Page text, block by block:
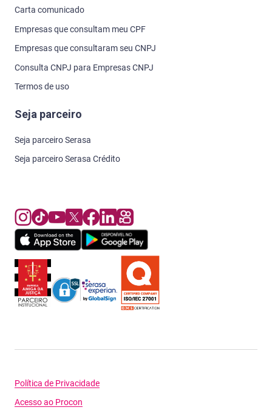
Carta comunicado
Empresas que consultam meu CPF
Empresas que consultaram seu CNPJ
Consulta CNPJ para Empresas CNPJ
Termos de uso
Seja parceiro
Seja parceiro Serasa
Seja parceiro Serasa Crédito
Política de Privacidade
Acesso ao Procon